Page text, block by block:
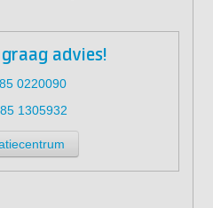
advies!
0220090
1305932